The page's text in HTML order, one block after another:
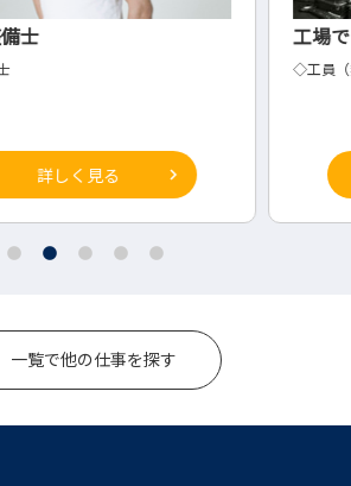
熱処理作業
処理）
詳しく見る
幼
士
一覧で他の仕事を探す